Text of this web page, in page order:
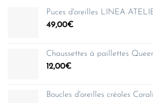
Puces d'oreilles LINEA
49,00€
Chaussettes à paillettes
12,00€
Boucles d'oreilles créoles